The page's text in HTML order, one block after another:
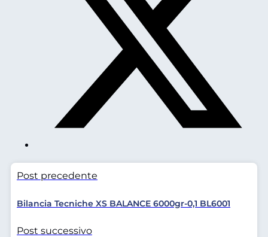
Post precedente
Bilancia Tecniche XS BALANCE 6000gr-0,1 BL6001
Post successivo